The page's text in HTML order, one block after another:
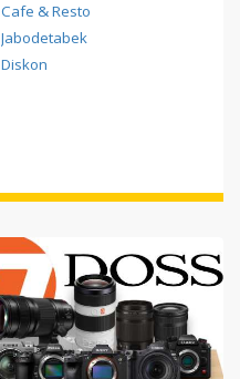
Cafe & Resto
Jabodetabek
Diskon